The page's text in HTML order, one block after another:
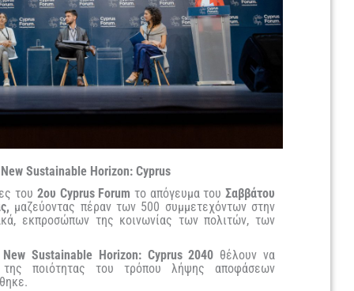
Sustainable Horizon: Cyprus
του 2ου Cyprus Forum το απόγευμα τουΣαββάτου
μαζεύοντας πέραν των 500 συμμετεχόντων στην
εκπροσώπων της κοινωνίας των πολιτών, των
Sustainable Horizon: Cyprus 2040 θέλουν να
ποιότητας του τρόπου λήψης αποφάσεων